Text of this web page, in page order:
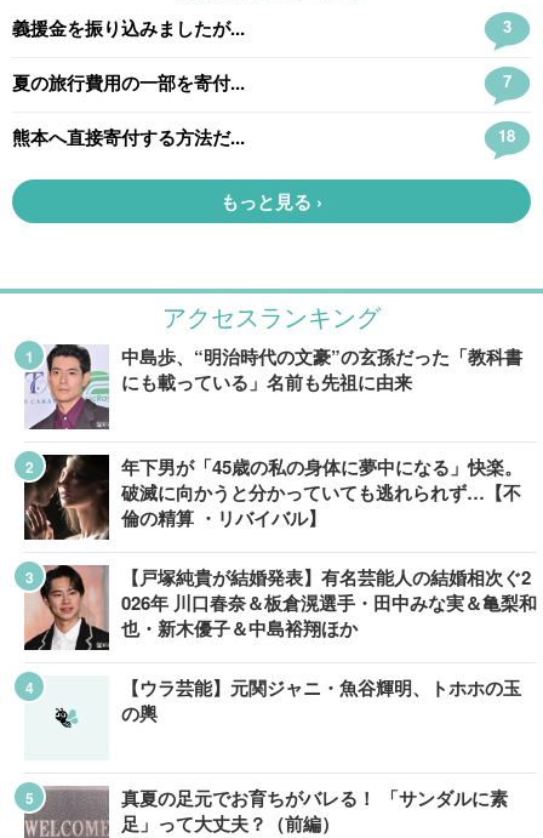
アクセスランキング
中島歩、“明治時代の文豪”の玄孫だった「教科書
にも載っている」名前も先祖に由来
年下男が「45歳の私の身体に夢中になる」快楽。
破滅に向かうと分かっていても逃れられず…【不
倫の精算 ・リバイバル】
【戸塚純貴が結婚発表】有名芸能人の結婚相次ぐ2
026年 川口春奈＆板倉滉選手・田中みな実＆亀梨和
也・新木優子＆中島裕翔ほか
【ウラ芸能】元関ジャニ・魚谷輝明、トホホの玉
の輿
真夏の足元でお育ちがバレる！ 「サンダルに素
足」って大丈夫？（前編）